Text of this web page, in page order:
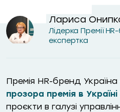
Лариса
Лідерка Премії
експертка
Премія HR-бренд Україна
прозора премія в Україні
проєкти в галузі